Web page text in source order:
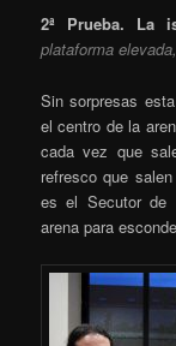
2ª Prueba. La
plataforma
Sin sorpresas
el centro de la
cada vez que
refresco que
es el Secutor de
arena para